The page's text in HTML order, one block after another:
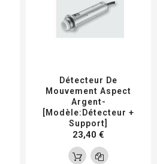
Détecteur De
Mouvement Aspect
Argent-
[Modèle:Détecteur +
Support]
23,40 €